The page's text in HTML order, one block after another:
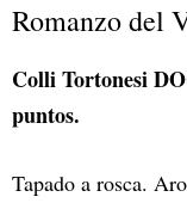
Romanzo del
Colli Tortonesi
puntos.
Tapado a rosca.